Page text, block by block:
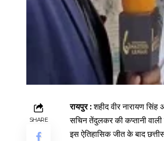
SHARE
रायपुर :शहीद वीर नारायण
सचिन तेंदुलकर की कप्तानी वाली
इस ऐतिहासिक जीत के बाद